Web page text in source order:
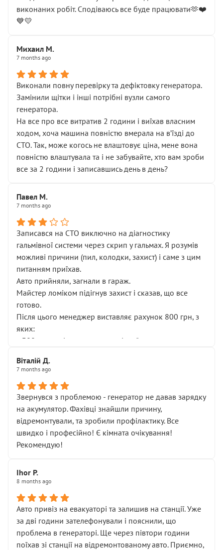
виконаних робіт. Сподіваюсь все буде працювати🫶❤️
💙💛
Михаил М.
7 months ago
Виконали повну перевірку та дефіктовку генератора.
Замінили щітки і інші потрібні вузли самого
генератора.
На все про все витратив 2 години і виїхав власним
ходом, хоча машина повністю вмерала на вʼїзді до
СТО. Так, може когось не влаштовує ціна, мене вона
повністю влаштувала та і не забувайте, хто вам зроби
все за 2 години і записавшись день в день?
Павел М.
7 months ago
Записався на СТО виключно на діагностику
гальмівної системи через скрип у гальмах. Я розумів
можливі причини (пил, колодки, захист) і саме з цим
питанням приїхав.
Авто прийняли, загнали в гараж.
Майстер ломіком підігнув захист і сказав, що все
готово.
Після цього менеджер виставляє рахунок 800 грн, з
яких:
• 300 грн — діагностика гальмівної системи
НЕ погоджував
послуга. Тим більше, я був поруч і жодної реальної
діагностики ходової не проводилось. Після
зауваження гроші за цю “послугу” повернули, що
лише підтвердило мою правоту.
Але головне — я виїжджаю з боксу, і скрип у гальмах
залишився таким самим, як і був. Тобто оплачена
Далі ситуація тільки погіршилась:
• сказали, що тепер “потрібно знімати колеса”
• що біля авто стояти вже не можна
• почали озвучувати купу додаткових робіт без
чіткого пояснення
( ну все зняли та доробили) дякую!
Окремий момент, який виглядає абсурдно:
Віталій Д.
7 months ago
Звернувся з проблемою - генератор не давав зарядку
на акумулятор. Фахівці знайшли причину,
відремонтували, та зробили профілактику. Все
швидко і професійно! Є кімната очікування!
Рекомендую!
Ihor P.
8 months ago
Авто привіз на евакуаторі та залишив на станції. Уже
за дві години зателефонували і пояснили, що
проблема в генераторі. Ще через півтори години
поїхав зі станції на відремонтованому авто. Приємно,